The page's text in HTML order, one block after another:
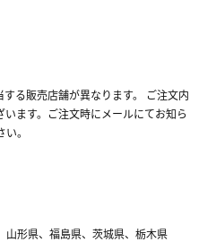
る販売店舗が異なります。 ご注文内
ます。ご注文時にメールにてお知ら
。
山形県、福島県、茨城県、栃木県